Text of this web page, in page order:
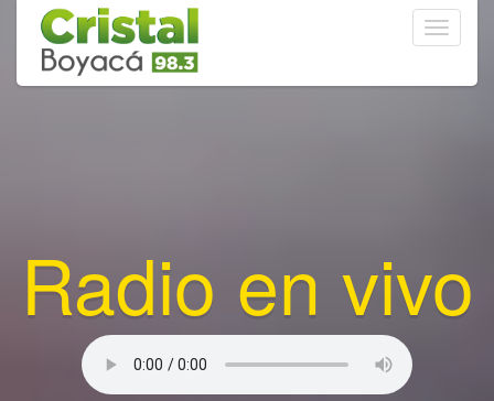
Toggle
Radio en vivo